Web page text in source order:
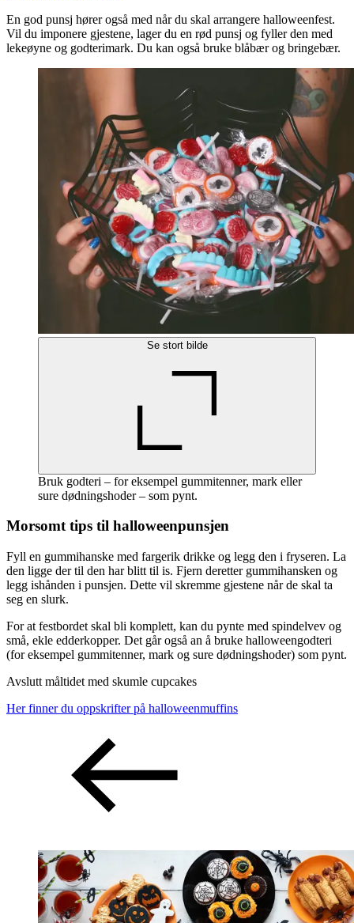
En god punsj hører også med når du skal arrangere halloweenfest.
Vil du imponere gjestene, lager du en rød punsj og fyller den med
lekeøyne og godterimark. Du kan også bruke blåbær og bringebær.
Se stort bilde
Bruk godteri – for eksempel gummitenner, mark eller
sure dødningshoder – som pynt.
Morsomt tips til halloweenpunsjen
Fyll en gummihanske med fargerik drikke og legg den i fryseren. La
den ligge der til den har blitt til is. Fjern deretter gummihansken og
legg ishånden i punsjen. Dette vil skremme gjestene når de skal ta
seg en slurk.
For at festbordet skal bli komplett, kan du pynte med spindelvev og
små, ekle edderkopper. Det går også an å bruke halloweengodteri
(for eksempel gummitenner, mark og sure dødningshoder) som pynt.
Avslutt måltidet med skumle cupcakes
Her finner du oppskrifter på halloweenmuffins